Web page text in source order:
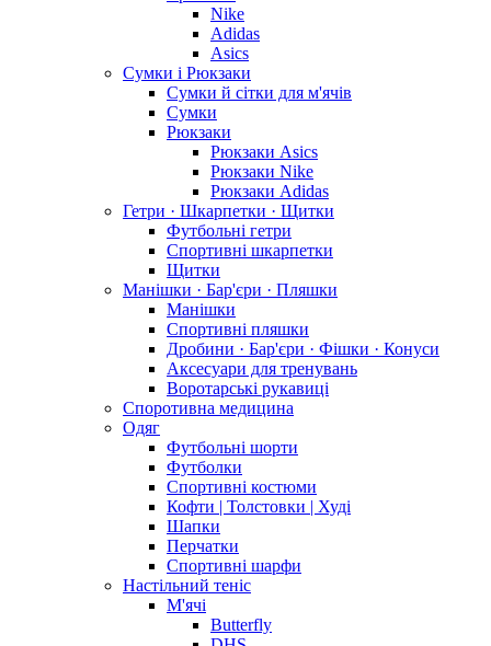
Nike
Adidas
Asics
Сумки і Рюкзаки
Сумки й сітки для м'ячів
Сумки
Рюкзаки
Рюкзаки Asics
Рюкзаки Nike
Рюкзаки Adidas
Гетри · Шкарпетки · Щитки
Футбольні гетри
Спортивні шкарпетки
Щитки
Манішки · Бар'єри · Пляшки
Манішки
Спортивні пляшки
Дробини · Бар'єри · Фішки · Конуси
Аксесуари для тренувань
Воротарські рукавиці
Споротивна медицина
Одяг
Футбольні шорти
Футболки
Спортивні костюми
Кофти | Толстовки | Худі
Шапки
Перчатки
Спортивні шарфи
Настільний теніс
М'ячі
Butterfly